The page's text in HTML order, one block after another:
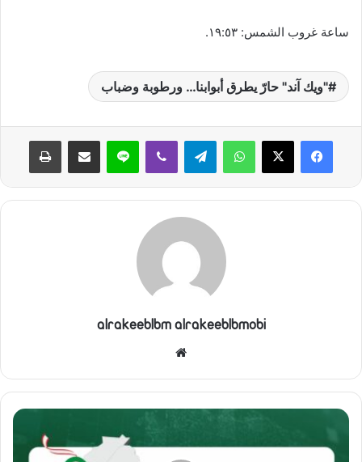
ساعة غروب الشمس: ١٩:٥٣.
"ويك آند" حارّ يطرق أبوابنا… ورطوبة وضباب
واتساب تيلقرام ڤايبر لاين مشاركة عبر البريد طباعة
alrakeeblbm alrakeeblbmobi